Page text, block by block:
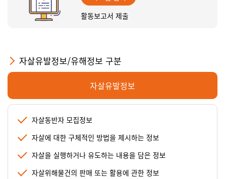
활동보고서 제출
자살유발정보/유해정보 구분
자살유발정보
자살동반자 모집정보
자살에 대한 구체적인 방법을 제시하는 정보
자살을 실행하거나 유도하는 내용을 담은 정보
자살위해물건의 판매 또는 활용에 관한 정보